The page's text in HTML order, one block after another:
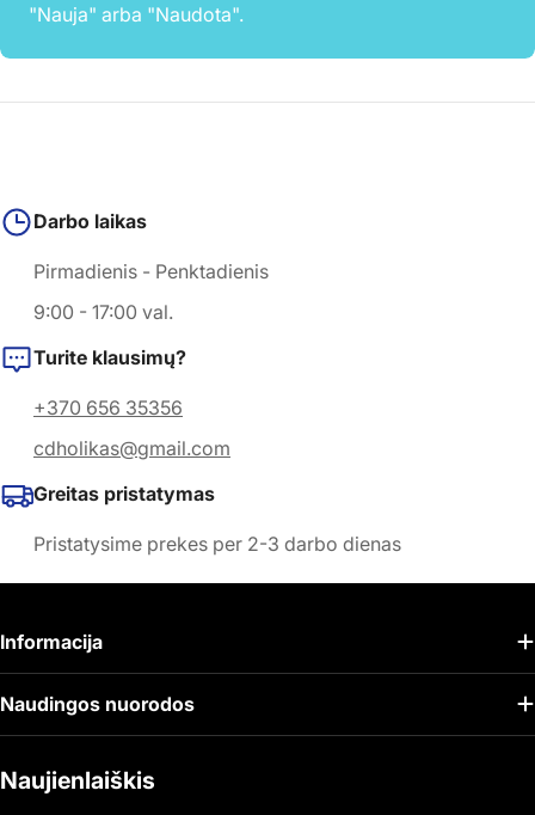
"Nauja" arba "Naudota".
Darbo laikas
Pirmadienis - Penktadienis
9:00 - 17:00 val.
Turite klausimų?
+370 656 35356
cdholikas@gmail.com
Greitas pristatymas
Pristatysime prekes per 2-3 darbo dienas
Naujienlaiškis
Informacija
Naudingos nuorodos